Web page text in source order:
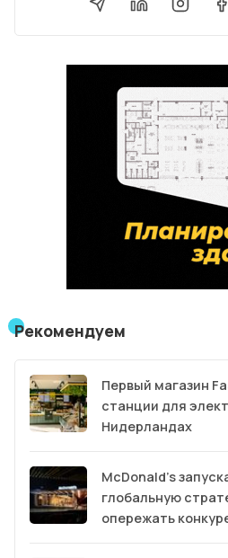
Рекомендуем
Первый магазин
станции для
Нидерландах
McDonald’s
глобальную
опережать